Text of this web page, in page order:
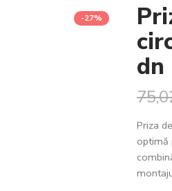
-27%
dn
Priza
optimă